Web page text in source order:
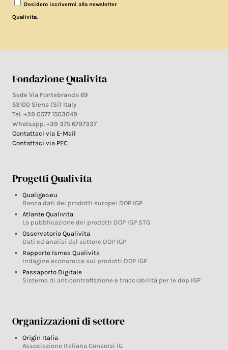
Desidero iscrivermi alla newsletter
Qualivita
Fondazione Qualivita
Sede Via Fontebranda 69
53100 Siena (Si) Italy
Tel. +39 0577 1503049
Whatsapp. +39 375 6797337
Contattaci via E-Mail
Contattaci via PEC
Progetti Qualivita
Qualigeo.eu
Banca dati dei prodotti europei DOP IGP
Atlante Qualivita
La pubblicazione dei prodotti DOP IGP STG
Osservatorio Qualivita
Dati ed analisi del settore DOP IGP
Rapporto Ismea Qualivita
Indagine economica sui prodotti DOP IGP
Passaporto Digitale
Sistema di anticontraffazione e tracciabilità per le dop IGP
Organizzazioni di settore
Origin Italia
Associazione Italiana Consorzi IG